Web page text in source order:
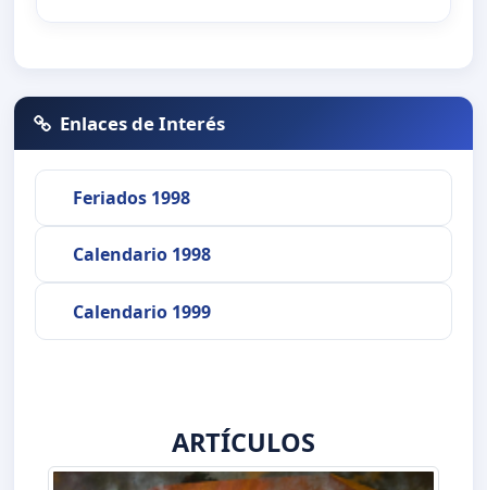
Enlaces de Interés
Feriados 1998
Calendario 1998
Calendario 1999
ARTÍCULOS